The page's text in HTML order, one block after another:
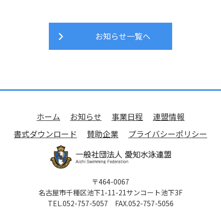
お知らせ一覧へ
〒464-0067
名古屋市千種区池下1-11-21サンコート池下3F
TEL.052-757-5057 FAX.052-757-5056
ホーム お知らせ 事業日程
連盟情報
書式ダウンロード
賛助企業 プライバシーポリシー